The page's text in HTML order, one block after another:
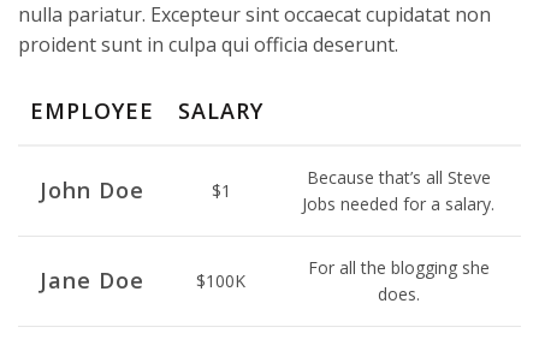
nulla pariatur. Excepteur sint occaecat cupidatat non
proident sunt in culpa qui officia deserunt.
EMPLOYEE SALARY
John Doe $1
Because that’s all Steve
Jobs needed for a salary.
Jane Doe $100K
For all the blogging she
does.